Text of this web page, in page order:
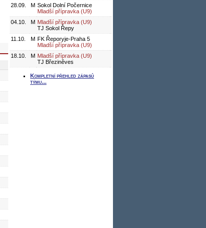
28.09.
M Sokol Dolní Počernice
Mladší přípravka (U9)
04.10.
M Mladší přípravka (U9)
TJ Sokol Řepy
11.10.
M FK Řeporyje-Praha 5
Mladší přípravka (U9)
18.10.
M Mladší přípravka (U9)
TJ Březiněves
Kompletní přehled zápasů
týmu...